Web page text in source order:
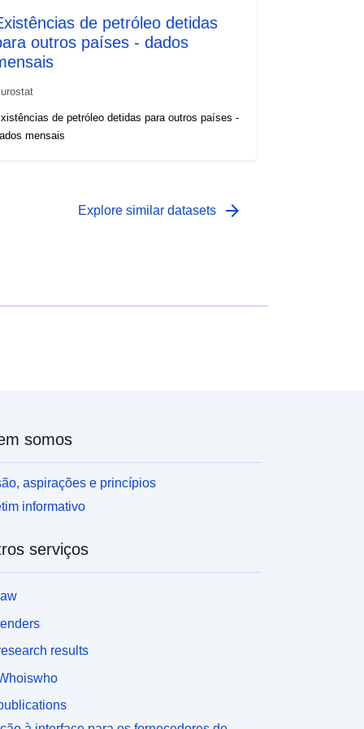
de petróleo detidas
outros países - dados
de petróleo detidas para outros países -
mensais
Explore similar datasets arrow_forward
somos
aspirações e princípios
informativo
serviços
results